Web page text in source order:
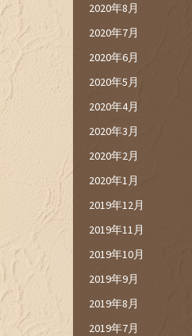
2020年8月
2020年7月
2020年6月
2020年5月
2020年4月
2020年3月
2020年2月
2020年1月
2019年12月
2019年11月
2019年10月
2019年9月
2019年8月
2019年7月